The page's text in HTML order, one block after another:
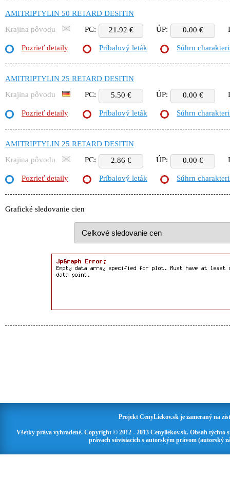
AMITRIPTYLIN 50 RETARD DESITIN
Krajina pôvodu
PC: 21.92 € ÚP: 0.00 €
Pozrieť detaily Príbalový leták Súhrn
AMITRIPTYLIN 25 RETARD DESITIN
Krajina pôvodu
PC: 5.50 € ÚP: 0.00 €
Pozrieť detaily Príbalový leták Súhrn
AMITRIPTYLIN 25 RETARD DESITIN
Krajina pôvodu
PC: 2.86 € ÚP: 0.00 €
Pozrieť detaily Príbalový leták Súhrn
Grafické sledovanie cien
Projekt CenyLiekov.sk je zameraný na
Všetky práva vyhradené. Copyright © 2012 - 2013 Cenyliekov.sk. Obsah
právach súvisiacich s autorským právom (autorský